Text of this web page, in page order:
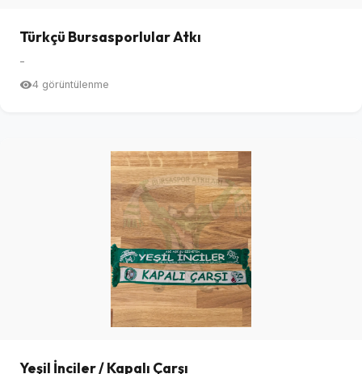
Türkçü Bursasporlular Atkı
-
4 görüntülenme
Yeşil İnciler / Kapalı Çarşı